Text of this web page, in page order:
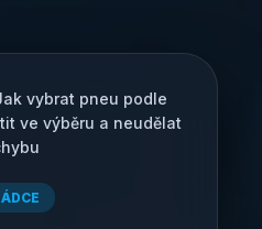
vybrat pneu podle
ve výběru a neudělat